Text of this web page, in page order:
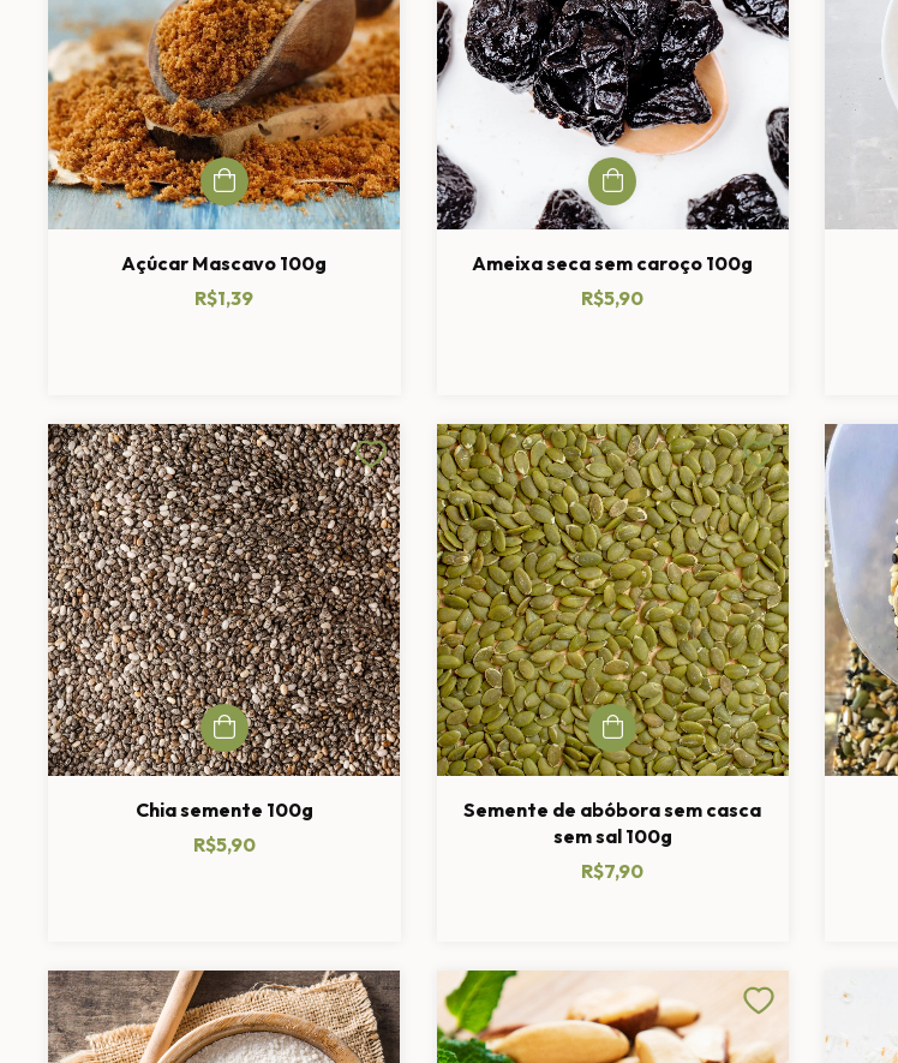
Açúcar Mascavo 100g
R$1,39
Ameixa seca sem caroço 100g
R$5,90
Chia semente 100g
R$5,90
Semente de abóbora sem casca
sem sal 100g
R$7,90